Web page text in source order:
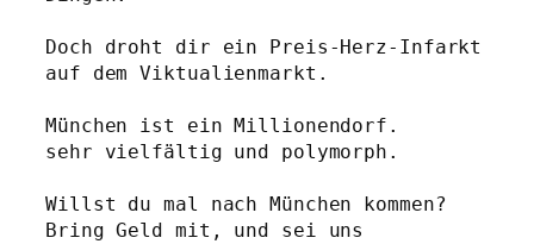
Doch droht dir ein Preis-Herz-Infarkt
auf dem Viktualienmarkt.
München ist ein Millionendorf.
sehr vielfältig und polymorph.
Willst du mal nach München kommen?
Bring Geld mit, und sei uns